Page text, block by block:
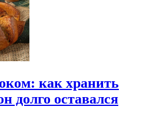
как хранить
долго оставался